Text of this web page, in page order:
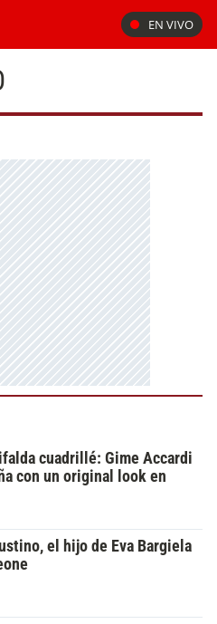
EN VIVO
cuadrillé: Gime Accardi
con un original look en
el hijo de Eva Bargiela